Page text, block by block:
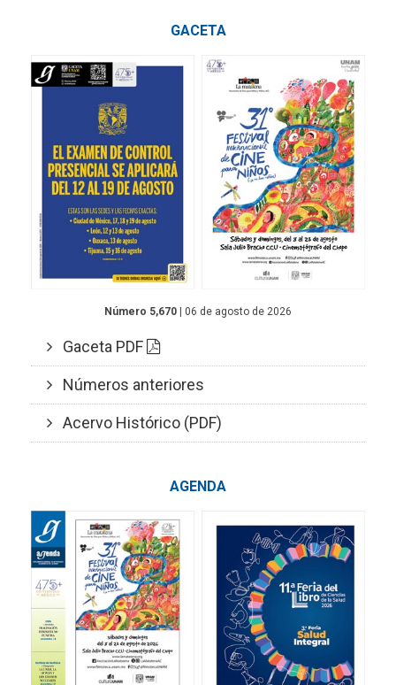
GACETA
Número 5,670 | 06 de agosto de 2026
Gaceta PDF
Números anteriores
Acervo Histórico (PDF)
AGENDA